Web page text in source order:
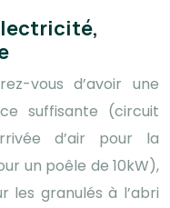
vous d’avoir une
suffisante (circuit
d’air pour la
un poêle de 10kW),
les granulés à l’abri